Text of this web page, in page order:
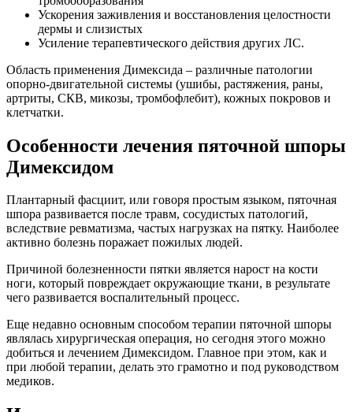
Ускорения заживления и восстановления целостности
дермы и слизистых
Усиление терапевтического действия других ЛС.
Область применения Димексида – различные патологии
опорно-двигательной системы (ушибы, растяжения, раны,
артриты, СКВ, микозы, тромбофлебит), кожных покровов и
клетчатки.
Особенности лечения пяточной шпоры
Димексидом
Плантарный фасциит, или говоря простым языком, пяточная
шпора развивается после травм, сосудистых патологий,
вследствие ревматизма, частых нагрузках на пятку. Наиболее
активно болезнь поражает пожилых людей.
Причиной болезненности пятки является нарост на кости
ноги, который повреждает окружающие ткани, в результате
чего развивается воспалительный процесс.
Еще недавно основным способом терапии пяточной шпоры
являлась хирургическая операция, но сегодня этого можно
добиться и лечением Димексидом. Главное при этом, как и
при любой терапии, делать это грамотно и под руководством
медиков.